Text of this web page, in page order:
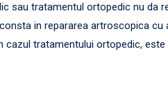
sau tratamentul ortopedic nu da
in repararea artroscopica cu
cazul tratamentului ortopedic, este